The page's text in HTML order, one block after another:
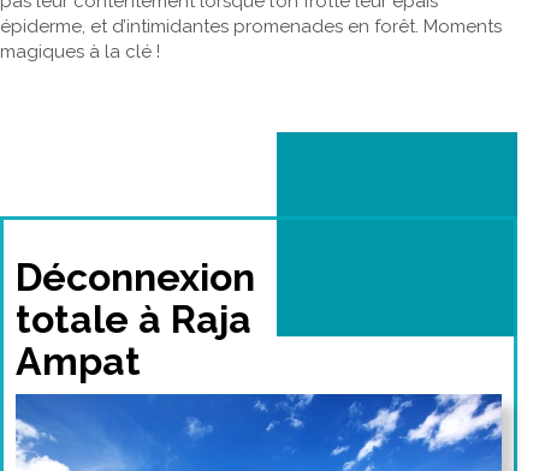
épiderme, et d’intimidantes promenades en forêt. Moments
magiques à la clé !
Déconnexion
totale à Raja
Ampat